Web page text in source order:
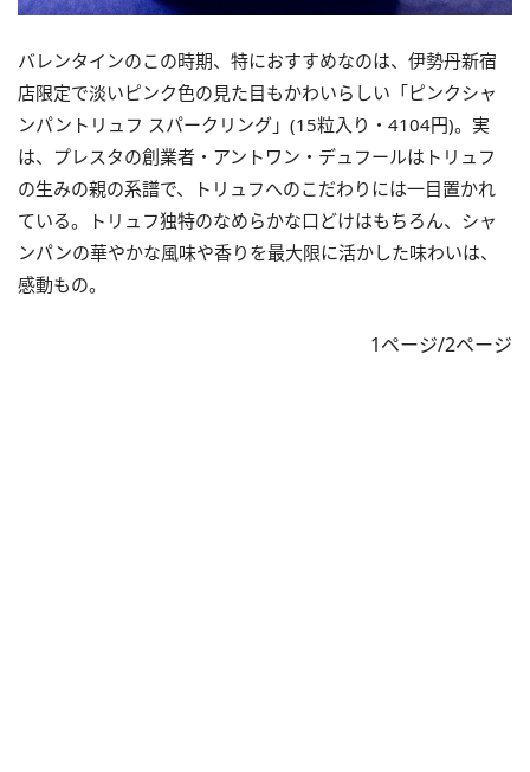
バレンタインのこの時期、特におすすめなのは、伊勢丹新宿
店限定で淡いピンク色の見た目もかわいらしい「ピンクシャ
ンパントリュフ スパークリング」(15粒入り・4104円)。実
は、プレスタの創業者・アントワン・デュフールはトリュフ
の生みの親の系譜で、トリュフへのこだわりには一目置かれ
ている。トリュフ独特のなめらかな口どけはもちろん、シャ
ンパンの華やかな風味や香りを最大限に活かした味わいは、
感動もの。
1ページ/2ページ